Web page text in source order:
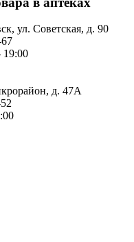
ул. Советская, д. 90
д. 47А